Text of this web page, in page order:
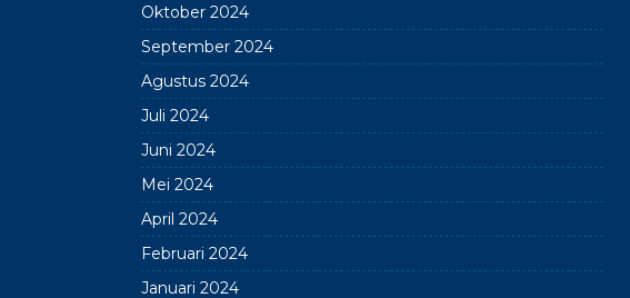
Oktober 2024
September 2024
Agustus 2024
Juli 2024
Juni 2024
Mei 2024
April 2024
Februari 2024
Januari 2024